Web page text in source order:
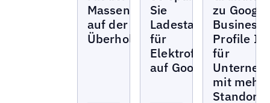
Massenüberprüfung
auf der
Überholspur
Sie
Ladestationen
für
Elektrofahrzeuge
auf Google Maps
zu Google
Business
Profile
für
mit